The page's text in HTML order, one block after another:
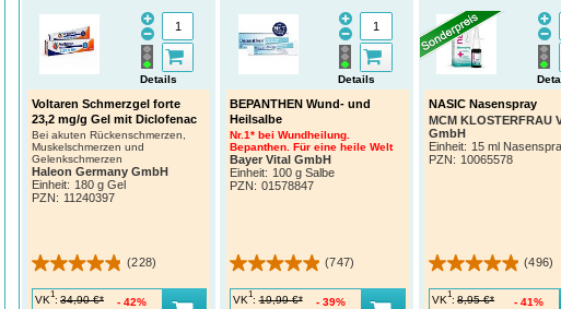
Voltaren Schmerzgel forte
23,2 mg/g Gel mit Diclofenac
Bei akuten Rückenschmerzen,
Muskelschmerzen und
Gelenkschmerzen
Haleon Germany GmbH
Einheit: 180 g Gel
PZN: 11240397
Details
(228)
VK
1
: 34,90 €*
42%
BEPANTHEN Wund- und
Heilsalbe
Nr.1* bei Wundheilung.
Bepanthen. Für eine heile Welt
Bayer Vital GmbH
Einheit: 100 g Salbe
PZN: 01578847
Details
(747)
VK
1
: 19,99 €*
39%
NASIC Nasenspray
MCM KLOSTERFRAU
GmbH
Einheit: 15 ml
PZN: 10065578
(496)
VK
1
: 8,95 €*
41%